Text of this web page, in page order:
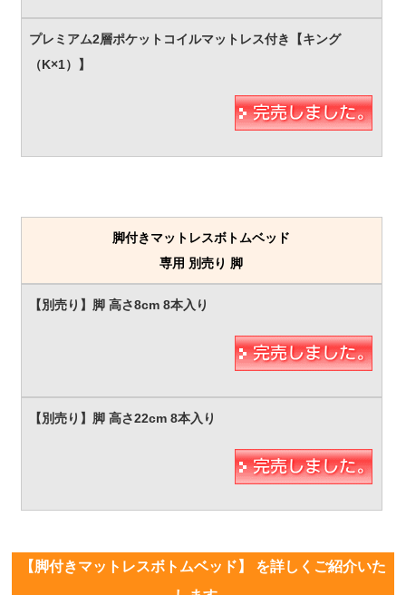
脚付きマットレスボトムベッド
専用 別売り 脚
【脚付きマットレスボトムベッド】 を詳しくご紹介いた